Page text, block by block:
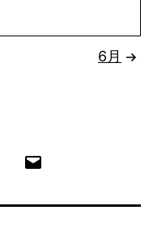
6月
Instagram